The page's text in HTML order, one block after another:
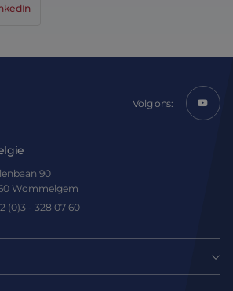
Volg ons:
90
Wommelgem
(0)3 - 328 07 60